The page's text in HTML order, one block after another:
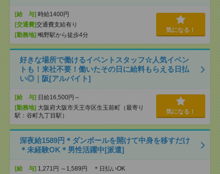
[給 与] 時給1400円
[交通費]交通費支給有り
[勤務地] 鴫野駅から徒歩4分
気になる！
好きな場所で働けるイベントスタッフ☆人気イベン
トも！来社不要！働いたその日に給料もらえる日払
い◎｜阪[アルバイト]
[給 与] 日給16,500円～
[勤務地] 大阪府大阪市天王寺区生玉前町（最寄り
駅：谷町九丁目駅）
気になる！
深夜給1589円＊ダンボールを開けて中身を移すだけ
＊未経験OK＊男性活躍中[派遣]
[給 与] 1,271円 ～1,589円 ＊日払いOK